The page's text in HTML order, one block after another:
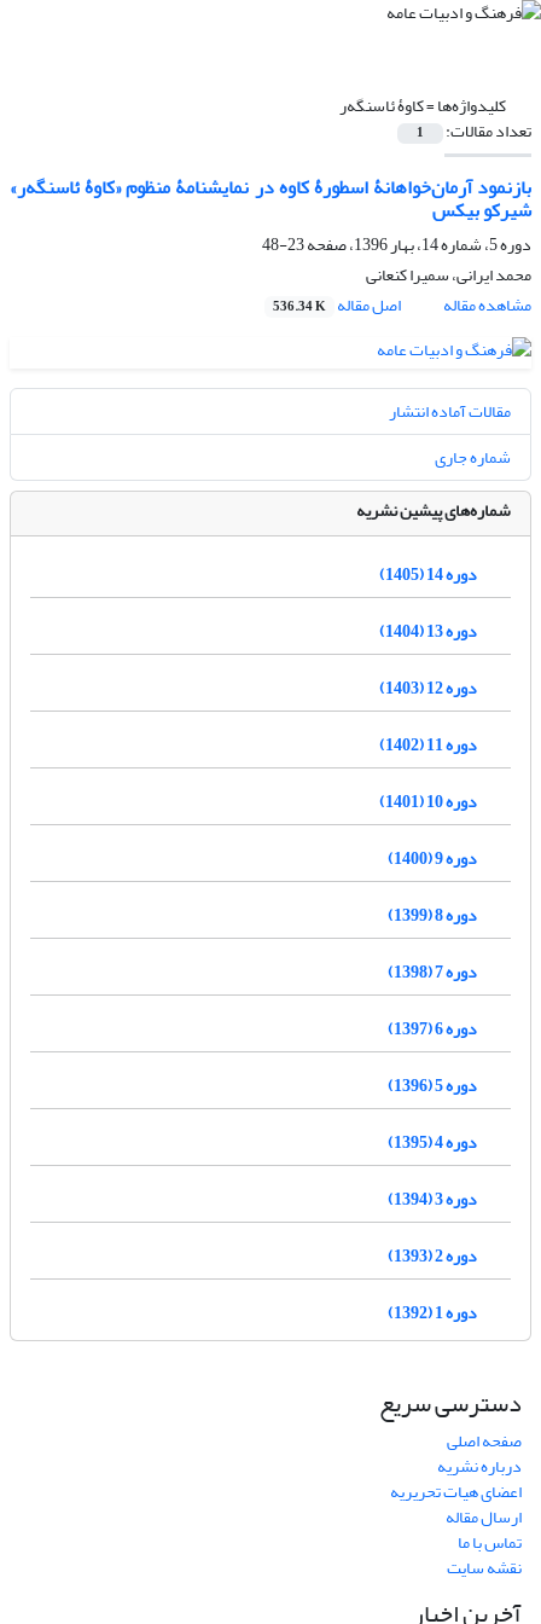
کلیدواژه‌ها =کاوۀ ئاسنگه‌ر
تعداد مقالات: 1
بازنمود آرمان‌خواهانۀ اسطورۀ کاوه در نمایشنامۀ منظوم «کاوۀ ئاسنگه‌ر»
شیرکو بیکس
دوره 5، شماره 14، بهار 1396، صفحه
23-48
محمد ایرانی، سمیرا کنعانی
مشاهده مقاله
اصل مقاله 536.34 K
مقالات آماده انتشار
شماره جاری
شماره‌های پیشین نشریه
دوره 14 (1405)
دوره 13 (1404)
دوره 12 (1403)
دوره 11 (1402)
دوره 10 (1401)
دوره 9 (1400)
دوره 8 (1399)
دوره 7 (1398)
دوره 6 (1397)
دوره 5 (1396)
دوره 4 (1395)
دوره 3 (1394)
دوره 2 (1393)
دوره 1 (1392)
دسترسی سریع
صفحه اصلی
درباره نشریه
اعضای هیات تحریریه
ارسال مقاله
تماس با ما
نقشه سایت
آخرین اخبار